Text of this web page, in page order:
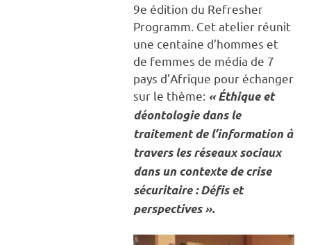
9e édition du Refresher
Programm. Cet atelier réunit
une centaine d’hommes et
de femmes de média de 7
pays d’Afrique pour échanger
sur le thème: « Éthique et
déontologie dans le
traitement de l’information à
travers les réseaux sociaux
dans un contexte de crise
sécuritaire : Défis et
perspectives ».